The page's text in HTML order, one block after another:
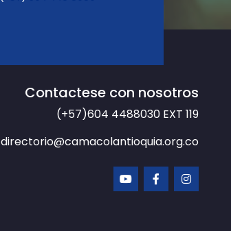
Contactese con nosotros
(+57)604 4488030 EXT 119
directorio@camacolantioquia.org.co